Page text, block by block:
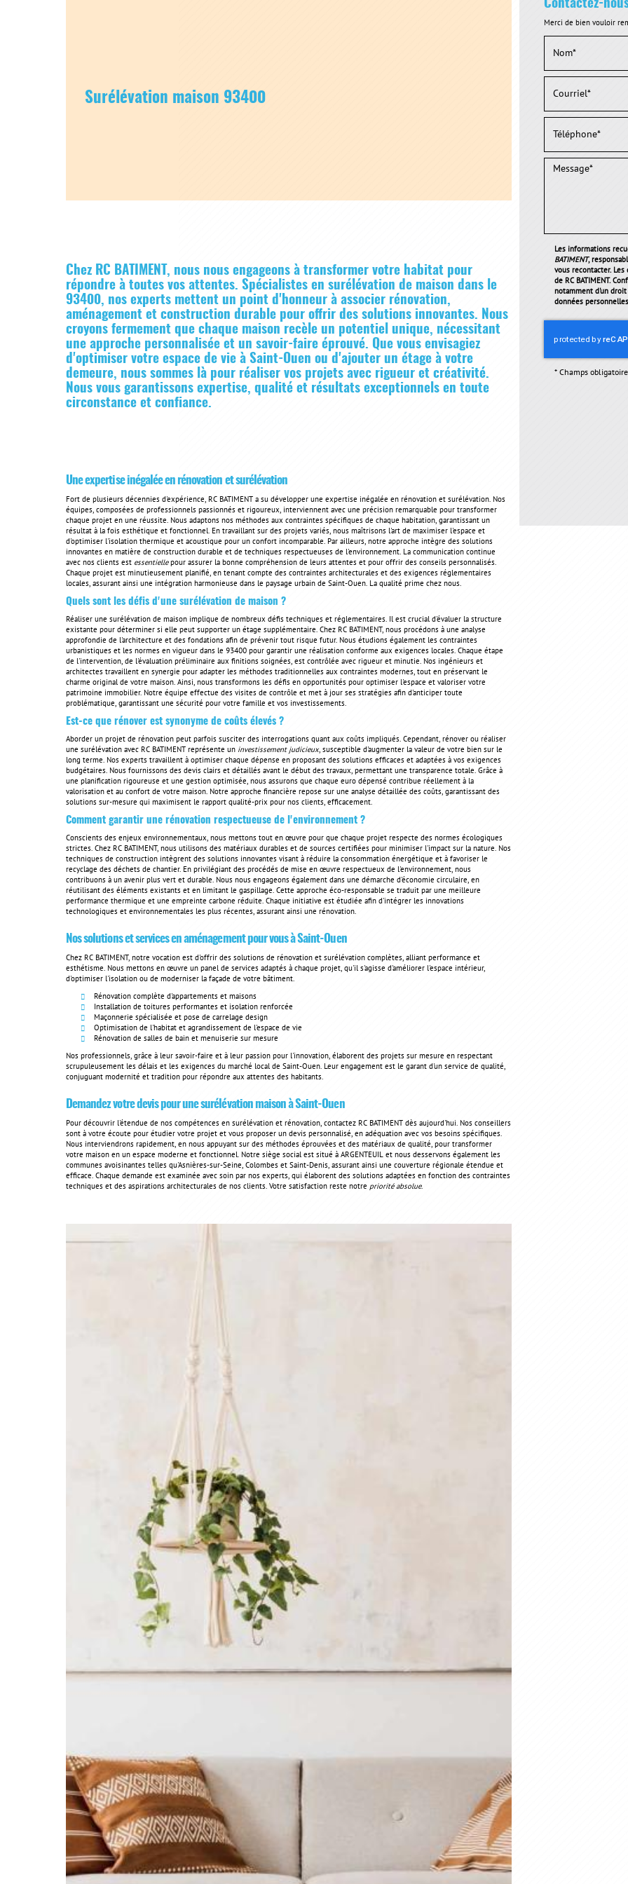
Surélévation maison 93400
Chez RC BATIMENT, nous nous engageons à transformer votre habitat pour
répondre à toutes vos attentes. Spécialistes en surélévation de maison dans le
93400, nos experts mettent un point d'honneur à associer rénovation,
aménagement et construction durable pour offrir des solutions innovantes. Nous
croyons fermement que chaque maison recèle un potentiel unique, nécessitant
une approche personnalisée et un savoir-faire éprouvé. Que vous envisagiez
d'optimiser votre espace de vie à Saint-Ouen ou d'ajouter un étage à votre
demeure, nous sommes là pour réaliser vos projets avec rigueur et créativité.
Nous vous garantissons expertise, qualité et résultats exceptionnels en toute
circonstance et confiance.
Une expertise inégalée en rénovation et surélévation
Fort de plusieurs décennies d'expérience, RC BATIMENT a su développer une expertise inégalée en rénovation et surélévation. Nos
équipes, composées de professionnels passionnés et rigoureux, interviennent avec une précision remarquable pour transformer
chaque projet en une réussite. Nous adaptons nos méthodes aux contraintes spécifiques de chaque habitation, garantissant un
résultat à la fois esthétique et fonctionnel. En travaillant sur des projets variés, nous maîtrisons l'art de maximiser l'espace et
d'optimiser l'isolation thermique et acoustique pour un confort incomparable. Par ailleurs, notre approche intègre des solutions
innovantes en matière de construction durable et de techniques respectueuses de l'environnement. La communication continue
avec nos clients est essentiellepour assurer la bonne compréhension de leurs attentes et pour offrir des conseils personnalisés.
Chaque projet est minutieusement planifié, en tenant compte des contraintes architecturales et des exigences réglementaires
locales, assurant ainsi une intégration harmonieuse dans le paysage urbain de Saint-Ouen. La qualité prime chez nous.
Quels sont les défis d'une surélévation de maison ?
Réaliser une surélévation de maison implique de nombreux défis techniques et réglementaires. Il est crucial d'évaluer la structure
existante pour déterminer si elle peut supporter un étage supplémentaire. Chez RC BATIMENT, nous procédons à une analyse
approfondie de l'architecture et des fondations afin de prévenir tout risque futur. Nous étudions également les contraintes
urbanistiques et les normes en vigueur dans le 93400 pour garantir une réalisation conforme aux exigences locales. Chaque étape
de l'intervention, de l'évaluation préliminaire aux finitions soignées, est contrôlée avec rigueur et minutie. Nos ingénieurs et
architectes travaillent en synergie pour adapter les méthodes traditionnelles aux contraintes modernes, tout en préservant le
charme original de votre maison. Ainsi, nous transformons les défis en opportunités pour optimiser l'espace et valoriser votre
patrimoine immobilier. Notre équipe effectue des visites de contrôle et met à jour ses stratégies afin d'anticiper toute
problématique, garantissant une sécurité pour votre famille et vos investissements.
Est-ce que rénover est synonyme de coûts élevés ?
Aborder un projet de rénovation peut parfois susciter des interrogations quant aux coûts impliqués. Cependant, rénover ou réaliser
une surélévation avec RC BATIMENT représente un investissement judicieux, susceptible d'augmenter la valeur de votre bien sur le
long terme. Nos experts travaillent à optimiser chaque dépense en proposant des solutions efficaces et adaptées à vos exigences
budgétaires. Nous fournissons des devis clairs et détaillés avant le début des travaux, permettant une transparence totale. Grâce à
une planification rigoureuse et une gestion optimisée, nous assurons que chaque euro dépensé contribue réellement à la
valorisation et au confort de votre maison. Notre approche financière repose sur une analyse détaillée des coûts, garantissant des
solutions sur-mesure qui maximisent le rapport qualité-prix pour nos clients, efficacement.
Comment garantir une rénovation respectueuse de l'environnement ?
Conscients des enjeux environnementaux, nous mettons tout en œuvre pour que chaque projet respecte des normes écologiques
strictes. Chez RC BATIMENT, nous utilisons des matériaux durables et de sources certifiées pour minimiser l'impact sur la nature. Nos
techniques de construction intègrent des solutions innovantes visant à réduire la consommation énergétique et à favoriser le
recyclage des déchets de chantier. En privilégiant des procédés de mise en œuvre respectueux de l'environnement, nous
contribuons à un avenir plus vert et durable. Nous nous engageons également dans une démarche d'économie circulaire, en
réutilisant des éléments existants et en limitant le gaspillage. Cette approche éco-responsable se traduit par une meilleure
performance thermique et une empreinte carbone réduite. Chaque initiative est étudiée afin d'intégrer les innovations
technologiques et environnementales les plus récentes, assurant ainsi une rénovation.
Nos solutions et services en aménagement pour vous à Saint-Ouen
Chez RC BATIMENT, notre vocation est d'offrir des solutions de rénovation et surélévation complètes, alliant performance et
esthétisme. Nous mettons en œuvre un panel de services adaptés à chaque projet, qu'il s'agisse d'améliorer l'espace intérieur,
d'optimiser l'isolation ou de moderniser la façade de votre bâtiment.
Rénovation complète d'appartements et maisons
Installation de toitures performantes et isolation renforcée
Maçonnerie spécialisée et pose de carrelage design
Optimisation de l'habitat et agrandissement de l'espace de vie
Rénovation de salles de bain et menuiserie sur mesure
Nos professionnels, grâce à leur savoir-faire et à leur passion pour l'innovation, élaborent des projets sur mesure en respectant
scrupuleusement les délais et les exigences du marché local de Saint-Ouen. Leur engagement est le garant d'un service de qualité,
conjuguant modernité et tradition pour répondre aux attentes des habitants.
Demandez votre devis pour une surélévation maison à Saint-Ouen
Pour découvrir l'étendue de nos compétences en surélévation et rénovation, contactez RC BATIMENT dès aujourd'hui. Nos conseillers
sont à votre écoute pour étudier votre projet et vous proposer un devis personnalisé, en adéquation avec vos besoins spécifiques.
Nous interviendrons rapidement, en nous appuyant sur des méthodes éprouvées et des matériaux de qualité, pour transformer
votre maison en un espace moderne et fonctionnel. Notre siège social est situé à ARGENTEUIL et nous desservons également les
communes avoisinantes telles qu'Asnières-sur-Seine, Colombes et Saint-Denis, assurant ainsi une couverture régionale étendue et
efficace. Chaque demande est examinée avec soin par nos experts, qui élaborent des solutions adaptées en fonction des contraintes
techniques et des aspirations architecturales de nos clients. Votre satisfaction reste notre priorité absolue.
Contactez-
Merci de bien vouloir
Les informations
BATIMENT,
vous recontacter.
de RC BATIMENT.
notamment d'un
données
*Champs